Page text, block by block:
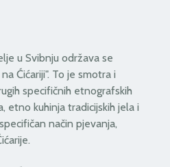
u Svibnju održava se
Ćićariji". To je smotra i
specifičnih etnografskih
etno kuhinja tradicijskih jela i
način pjevanja,